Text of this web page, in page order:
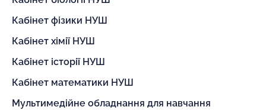
Кабінет фізики НУШ
Кабінет хімії НУШ
Кабінет історії НУШ
Кабінет математики НУШ
Мультимедійне обладнання для навчання